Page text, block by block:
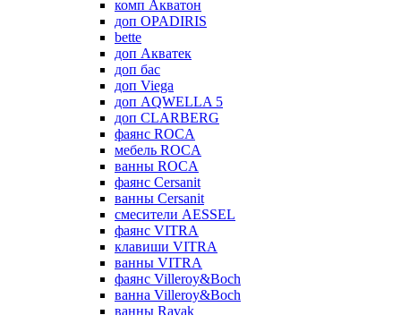
комп Акватон
доп OPADIRIS
bette
доп Акватек
доп бас
доп Viega
доп AQWELLA 5
доп CLARBERG
фаянс ROCA
мебель ROCA
ванны ROCA
фаянс Cersanit
ванны Cersanit
смесители AESSEL
фаянс VITRA
клавиши VITRA
ванны VITRA
фаянс Villeroy&Boch
ванна Villeroy&Boch
ванны Ravak